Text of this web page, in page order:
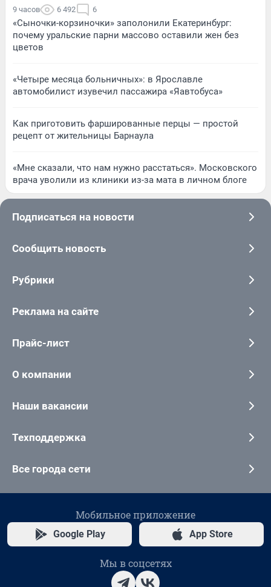
9 часов 6 492 6
«Сыночки-корзиночки» заполонили Екатеринбург:
почему уральские парни массово оставили жен без
цветов
«Четыре месяца больничных»: в Ярославле
автомобилист изувечил пассажира «Яавтобуса»
Как приготовить фаршированные перцы — простой
рецепт от жительницы Барнаула
«Мне сказали, что нам нужно расстаться». Московского
врача уволили из клиники из-за мата в личном блоге
Подписаться на новости
Сообщить новость
Рубрики
Реклама на сайте
Прайс-лист
О компании
Наши вакансии
Техподдержка
Все города сети
Мобильное приложение
Google Play App Store
Мы в соцсетях